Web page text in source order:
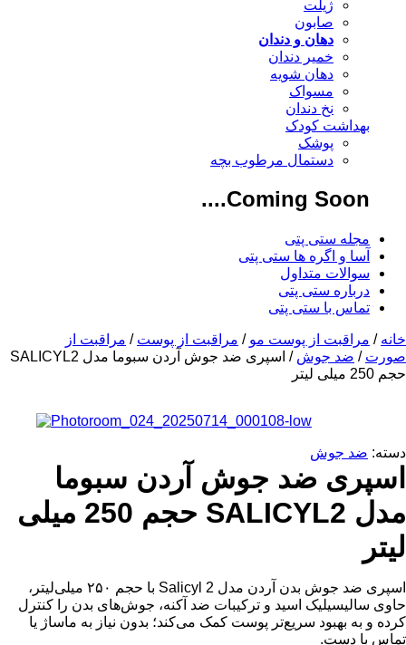
ژیلت
صابون
دهان و دندان
خمیر دندان
دهان شویه
مسواک
نخ دندان
بهداشت کودک
پوشک
دستمال مرطوب بچه
Coming Soon....
مجله ستی پتی
آسا و اگره ها ستی پتی
سوالات متداول
درباره ستی پتی
تماس با ستی پتی
خانه / مراقبت از پوست مو / مراقبت از پوست / مراقبت از
صورت / ضد جوش
/ اسپری ضد جوش آردن سبوما مدل SALICYL2
حجم 250 میلی لیتر
دسته: ضد جوش
اسپری ضد جوش آردن سبوما
مدل SALICYL2 حجم 250 میلی
لیتر
اسپری ضد جوش بدن آردن مدل Salicyl 2 با حجم ۲۵۰ میلی‌لیتر،
حاوی سالیسیلیک اسید و ترکیبات ضد آکنه، جوش‌های بدن را کنترل
کرده و به بهبود سریع‌تر پوست کمک می‌کند؛ بدون نیاز به ماساژ یا
تماس با دست.